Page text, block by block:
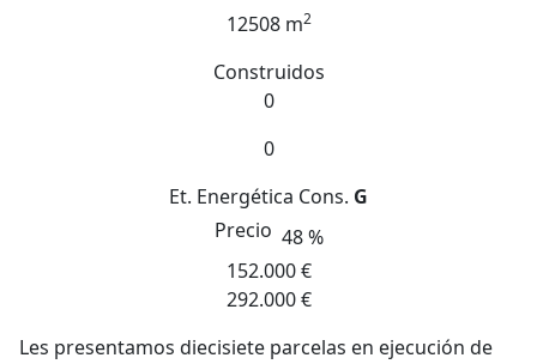
12508 m2
Construidos
0
0
Et. Energética Cons. G
Precio 48 %
152.000 €
292.000 €
Les presentamos diecisiete parcelas en ejecución de